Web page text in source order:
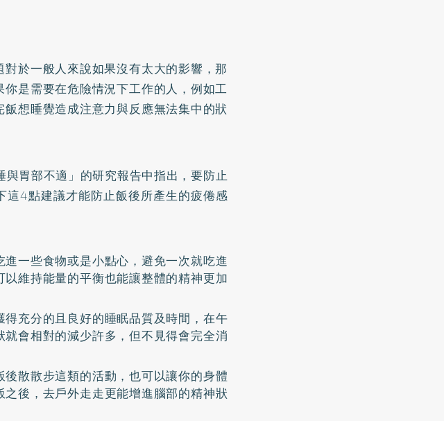
於一般人來說如果沒有太大的影響，那
是需要在危險情況下工作的人，例如工
想睡覺造成注意力與反應無法集中的狀
與胃部不適 」的研究報告中指出，要防止
4點建議才能防止飯後所產生的疲倦感
一些食物或是小點心，避免一次就吃進
維持能量的平衡也能讓整體的精神更加
得充分的且良好的睡眠品質及時間，在午
會相對的減少許多，但不見得會完全消
散散步這類的活動，也可以讓你的身體
後，去戶外走走更能增進腦部的精神狀